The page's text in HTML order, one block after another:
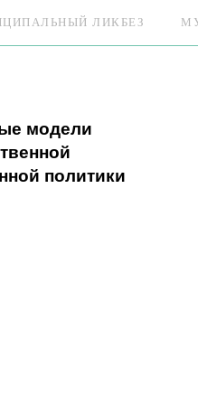
ЛИКБЕЗ
модели
политики